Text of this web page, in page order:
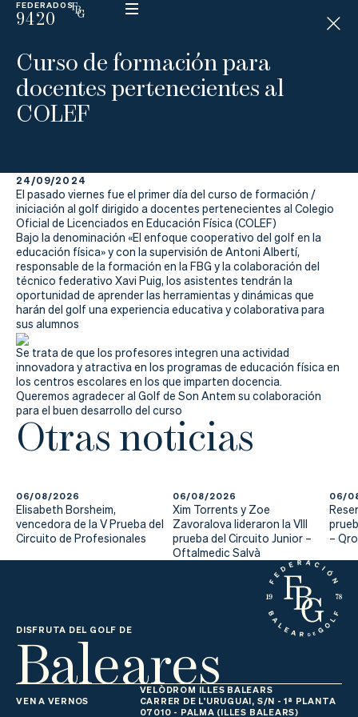
FEDERADOS
9420
ESP
N
D
C
A
P
La
Federación
Federarse
Jugar
Aprender
Actualidad
Tienda
Curso de formación para
docentes pertenecientes al
COLEF
24/09/2024
El pasado viernes fue el primer día del curso de formación /
iniciación al golf dirigido a docentes pertenecientes al Colegio
Oficial de Licenciados en Educación Física (COLEF)
Bajo la denominación «El enfoque cooperativo del golf en la
educación física» y con la supervisión de Antoni Albertí,
responsable de la formación en la FBG y la colaboración del
técnico federativo Xavi Puig, los asistentes tendrán la
oportunidad de aprender las herramientas y dinámicas que
harán del golf una experiencia educativa y colaborativa para
sus alumnos
Se trata de que los profesores integren una actividad
innovadora y atractiva en los programas de educación física en
los centros escolares en los que imparten docencia.
Queremos agradecer al Golf de Son Antem su colaboración
para el buen desarrollo del curso
Otras noticias
06/08/2026
Elisabeth Borsheim,
vencedora de la V Prueba del
Circuito de Profesionales
06/08/2026
Xim Torrents y Zoe
Zavoralova lideraron la VIII
prueba del Circuito Junior –
Oftalmedic Salvà
06/
–
DISFRUTA DEL GOLF DE
Baleares
VEN A VERNOS
VELÒDROM ILLES BALEARS
CARRER DE L'URUGUAI, S/N - 1ª PLANTA
07010 - PALMA (ILLES BALEARS)